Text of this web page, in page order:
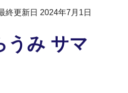
終更新日 2024年7月1日
うみ サマ